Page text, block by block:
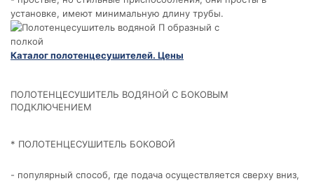
установке, имеют минимальную длину трубы.
Каталог полотенцесушителей. Цены
ПОЛОТЕНЦЕСУШИТЕЛЬ ВОДЯНОЙ С БОКОВЫМ
ПОДКЛЮЧЕНИЕМ
* ПОЛОТЕНЦЕСУШИТЕЛЬ БОКОВОЙ
- популярный способ, где подача осуществляется сверху вниз,